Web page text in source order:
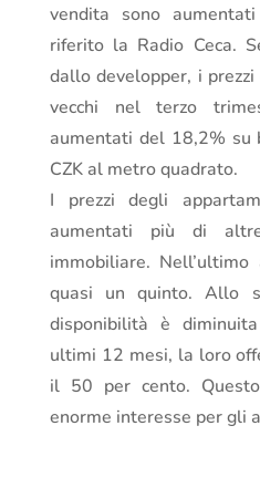
vendita sono
riferito la Radio Ceca.
dallo developper, i
vecchi nel terzo
aumentati del 18,2% su
CZK al metro quadrato.
I prezzi degli
aumentati più di
immobiliare.
quasi un quinto. Allo
disponibilità è
ultimi 12 mesi, la loro
il 50 per cento.
enorme interesse per gli